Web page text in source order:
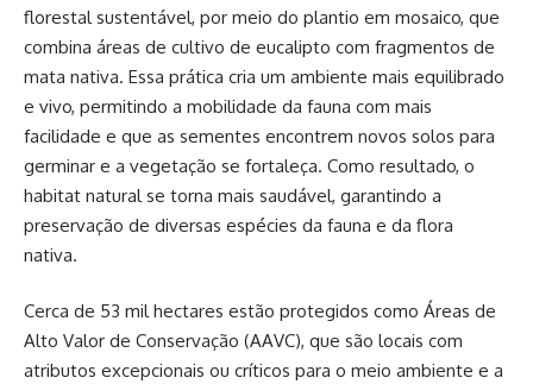
florestal sustentável, por meio do plantio em mosaico, que
combina áreas de cultivo de eucalipto com fragmentos de
mata nativa. Essa prática cria um ambiente mais equilibrado
e vivo, permitindo a mobilidade da fauna com mais
facilidade e que as sementes encontrem novos solos para
germinar e a vegetação se fortaleça. Como resultado, o
habitat natural se torna mais saudável, garantindo a
preservação de diversas espécies da fauna e da flora
nativa.
Cerca de 53 mil hectares estão protegidos como Áreas de
Alto Valor de Conservação (AAVC), que são locais com
atributos excepcionais ou críticos para o meio ambiente e a